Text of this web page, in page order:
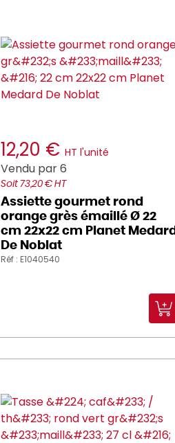
12,20 € HT l'unité
Vendu par 6
Soit 73,20 € HT
Assiette gourmet rond
orange grès émaillé Ø 22
cm 22x22 cm Planet Medard
De Noblat
Réf : E1040540